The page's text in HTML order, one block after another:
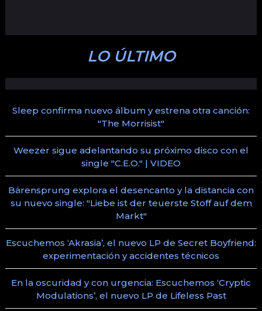
LO ÚLTIMO
Sleep confirma nuevo álbum y estrena otra canción:
"The Morrisist"
Weezer sigue adelantando su próximo disco con el
single "C.E.O." | VIDEO
Bärensprung explora el desencanto y la distancia con
su nuevo single: "Liebe ist der teuerste Stoff auf dem
Markt"
Escuchemos ‘Akrasia’, el nuevo LP de Secret Boyfriend:
experimentación y accidentes técnicos
En la oscuridad y con urgencia: Escuchemos ‘Cryptic
Modulations’, el nuevo LP de Lifeless Past